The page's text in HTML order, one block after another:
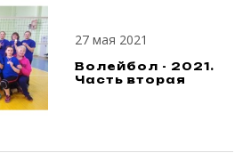
27 мая 2021
Волейбол - 2021.
Часть вторая